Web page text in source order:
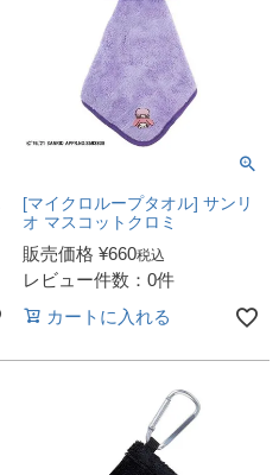
[マイクロループタオル] サンリ
オ マスコットクロミ
販売価格 ¥660税込
レビュー件数：0件
カートに入れる